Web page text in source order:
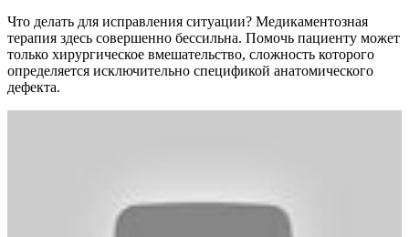
Что делать для исправления ситуации? Медикаментозная
терапия здесь совершенно бессильна. Помочь пациенту может
только хирургическое вмешательство, сложность которого
определяется исключительно спецификой анатомического
дефекта.